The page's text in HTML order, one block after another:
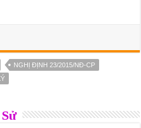
NGHỊ ĐỊNH 23/2015/NĐ-CP